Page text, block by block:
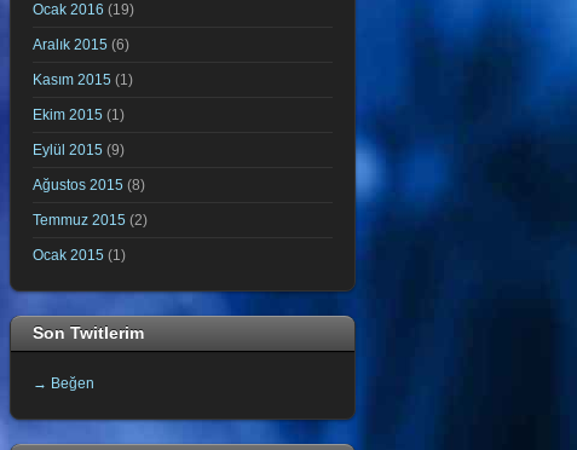
Ocak 2016 (19)
Aralık 2015 (6)
Kasım 2015 (1)
Ekim 2015 (1)
Eylül 2015 (9)
Ağustos 2015 (8)
Temmuz 2015 (2)
Ocak 2015 (1)
Son Twitlerim
→ Beğen